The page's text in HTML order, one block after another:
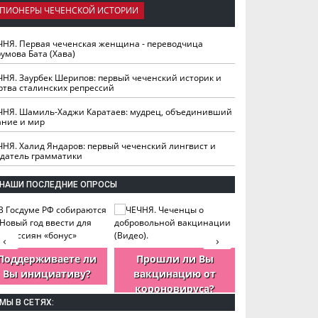
ПИОНЕРЫ ЧЕЧЕНСКОЙ ИСТОРИИ
Первая чеченская женщина - переводчица
Бата (Хава)
Заурбек Шерипов: первый чеченский историк и
сталинских репрессий
Шамиль-Хаджи Каратаев: мудрец, объединивший
и мир
Халид Яндаров: первый чеченский лингвист и
грамматики
НАШИ ПОСЛЕДНИЕ ОПРОСЫ
ли
Вы инициативу?
Прошли ли Вы
вакцинацию от
короновируса?
›
‹
МЫ В СЕТЯХ: